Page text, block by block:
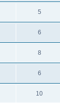
5
6
8
6
10